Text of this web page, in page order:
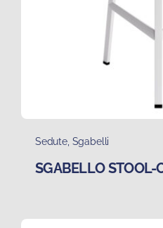
Sedute, Sgabelli
SGABELLO STOOL-